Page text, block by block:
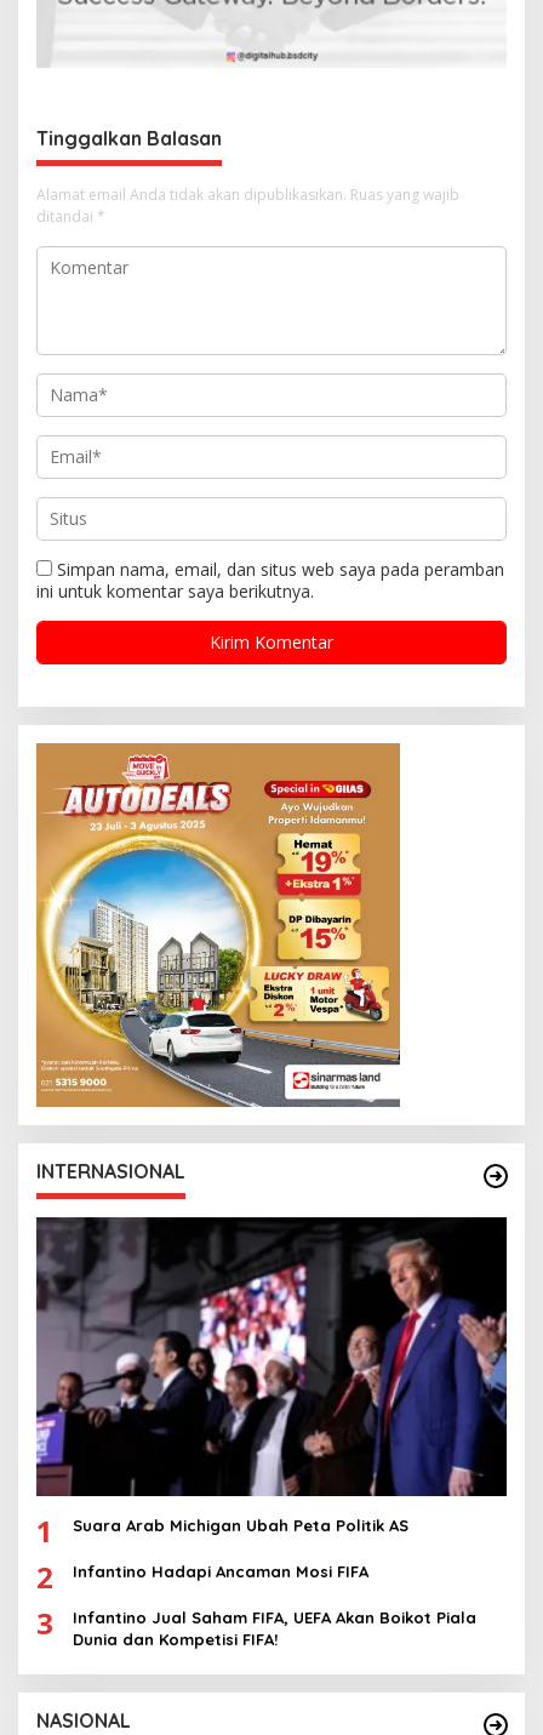
o
Tinggalkan Balasan
Alamat email Anda tidak akan dipublikasikan. Ruas yang wajib
ditandai *
Simpan nama, email, dan situs web saya pada peramban
ini untuk komentar saya berikutnya.
INTERNASIONAL
1 Suara Arab Michigan Ubah Peta Politik AS
2 Infantino Hadapi Ancaman Mosi FIFA
3
Infantino Jual Saham FIFA, UEFA Akan Boikot Piala
Dunia dan Kompetisi FIFA!
NASIONAL